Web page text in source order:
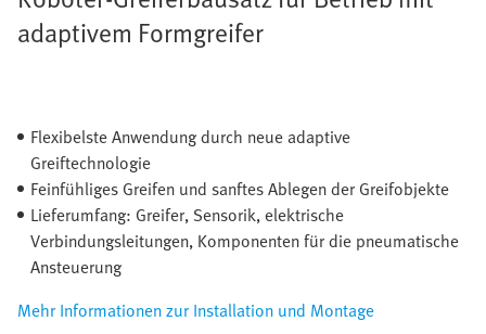
adaptivem Formgreifer
Flexibelste Anwendung durch neue adaptive
Greiftechnologie
Feinfühliges Greifen und sanftes Ablegen der Greifobjekte
Lieferumfang: Greifer, Sensorik, elektrische
Verbindungsleitungen, Komponenten für die pneumatische
Ansteuerung
Mehr Informationen zur Installation und Montage